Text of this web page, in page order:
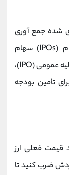
شده جمع آوری
ها مشابه عرضه اولیه سهام (IPOs) سهام
هستند. در واقع ICO قابل مقایسه با عرضه اولیه عمومی (IPO)،
تأمین بودجه
قیمت فعلی ارز
ضرب کنید تا